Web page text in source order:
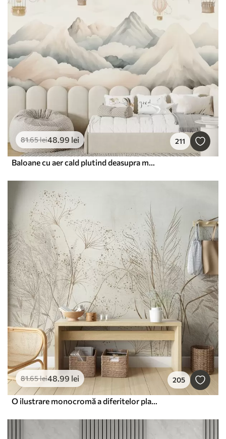
81.65lei48.99 lei 211
Baloane cu aer cald plutind deasupra munților în tonuri pastelate neutre și moi
81.65lei48.99 lei 205
O ilustrare monocromă a diferitelor plante bej și spikelets cu linii delicate, wispy și texturi